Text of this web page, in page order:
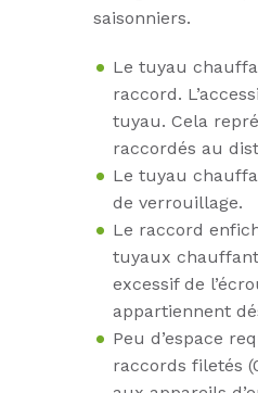
saisonniers.
Le tuyau
raccord.
tuyau. Cela
raccordés au
Le tuyau
de verrouillage.
Le raccord
tuyaux
excessif de
appartiennent
Peu d’espace
raccords filetés